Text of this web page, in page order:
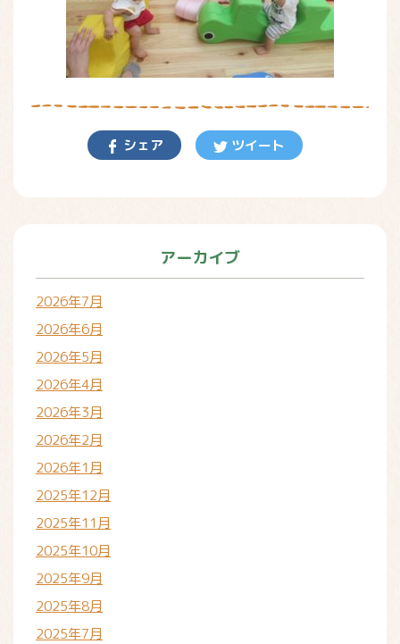
シェア ツイート
アーカイブ
2026年7月
2026年6月
2026年5月
2026年4月
2026年3月
2026年2月
2026年1月
2025年12月
2025年11月
2025年10月
2025年9月
2025年8月
2025年7月